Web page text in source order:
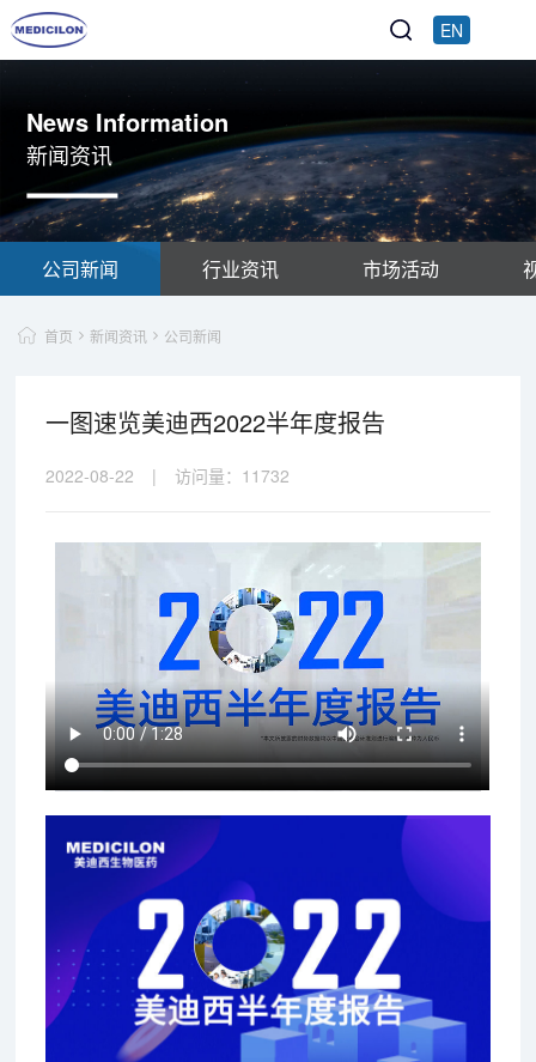
EN
News Information
新闻资讯
公司新闻 行业资讯 市场活动
首页 新闻资讯 公司新闻
一图速览美迪西2022半年度报告
2022-08-22 | 访问量： 11732